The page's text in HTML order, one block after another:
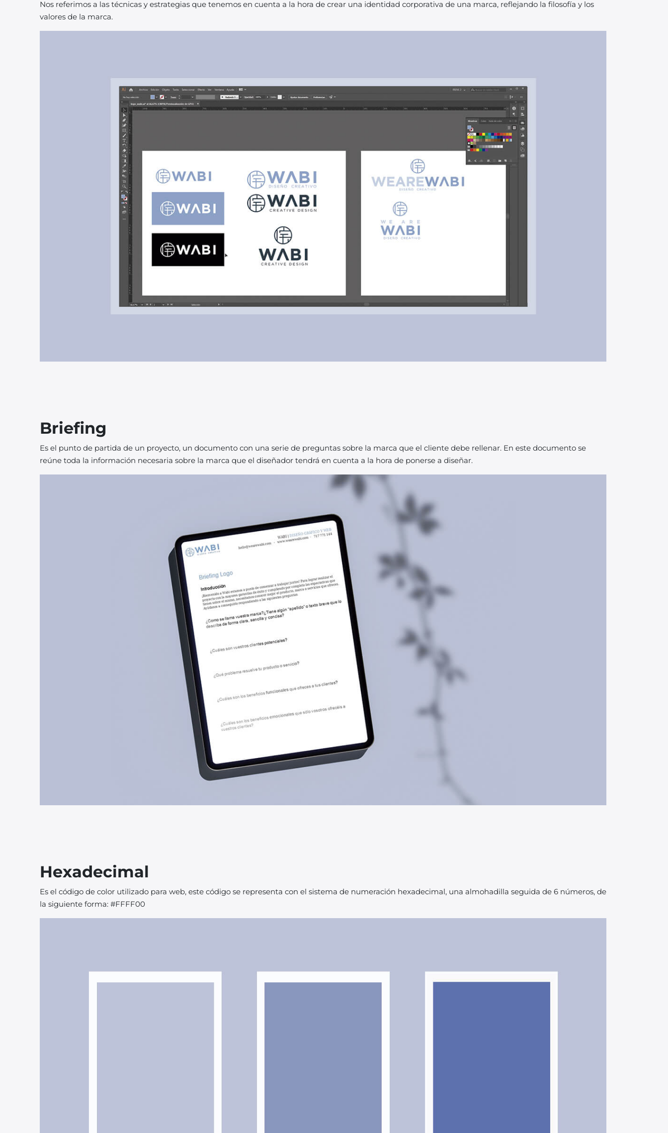
Nos referimos a las técnicas y estrategias que tenemos en cuenta a la hora de crear una identidad corporativa de una marca, reflejando la filosofía y los
valores de la marca.
Briefing
Es el punto de partida de un proyecto, un documento con una serie de preguntas sobre la marca que el cliente debe rellenar. En este documento se
reúne toda la información necesaria sobre la marca que el diseñador tendrá en cuenta a la hora de ponerse a diseñar.
Hexadecimal
Es el código de color utilizado para web, este código se representa con el sistema de numeración hexadecimal, una almohadilla seguida de 6 números, de
la siguiente forma: #FFFF00